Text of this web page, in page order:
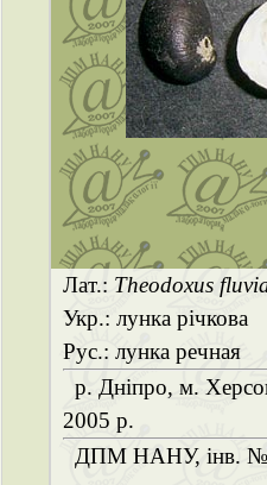
Лат.: Theodoxus
Укр.: лунка річкова
Рус.: лунка речная
р. Дніпро, м.
2005 р.
ДПМ НАНУ, інв. №